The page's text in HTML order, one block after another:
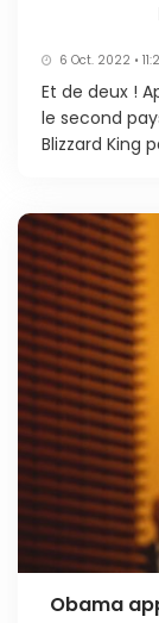
6 Oct. 2022 •
Et de deux !
le second
Blizzard King
Obama